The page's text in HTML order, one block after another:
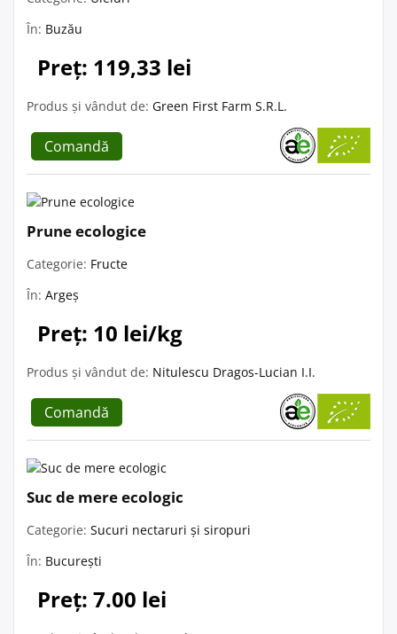
În: Buzău
Preț: 119,33 lei
Produs și vândut de: Green First Farm S.R.L.
Comandă
Prune ecologice
Categorie: Fructe
În: Argeș
Preț: 10 lei/kg
Produs și vândut de: Nitulescu Dragos-Lucian I.I.
Comandă
Suc de mere ecologic
Categorie: Sucuri nectaruri și siropuri
În: București
Preț: 7.00 lei